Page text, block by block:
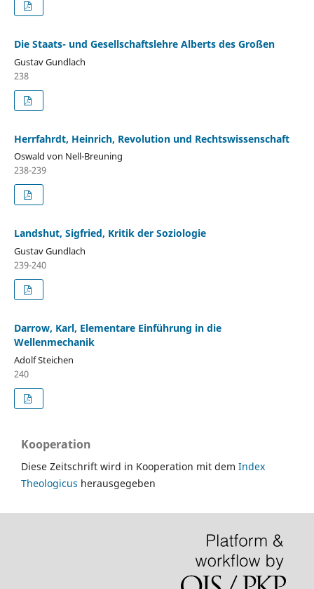
Die Staats- und Gesellschaftslehre Alberts des Großen
Gustav Gundlach
238
Herrfahrdt, Heinrich, Revolution und Rechtswissenschaft
Oswald von Nell-Breuning
238-239
Landshut, Sigfried, Kritik der Soziologie
Gustav Gundlach
239-240
Darrow, Karl, Elementare Einführung in die
Wellenmechanik
Adolf Steichen
240
Kooperation
Diese Zeitschrift wird in Kooperation mit dem Index
Theologicus herausgegeben